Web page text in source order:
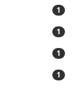
1
1
1
1